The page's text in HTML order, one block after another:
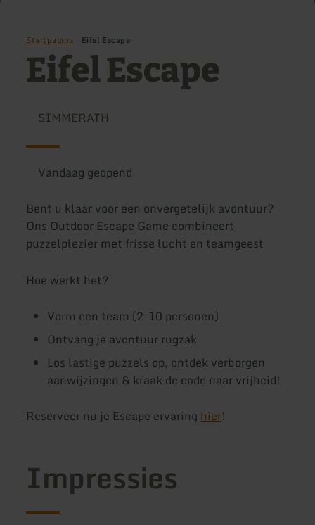
Startpagina Eifel Escape
Eifel Escape
SIMMERATH
Vandaag geopend
Bent u klaar voor een onvergetelijk avontuur?
Ons Outdoor Escape Game combineert
puzzelplezier met frisse lucht en teamgeest
Hoe werkt het?
Vorm een team (2-10 personen)
Ontvang je avontuur rugzak
Los lastige puzzels op, ontdek verborgen
aanwijzingen & kraak de code naar vrijheid!
Reserveer nu je Escape ervaringhier!
Impressies